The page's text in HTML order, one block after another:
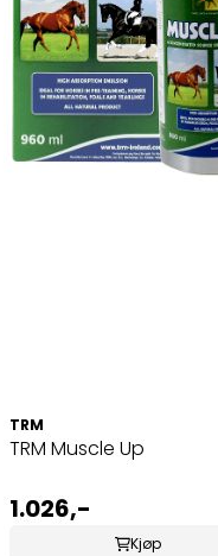
TRM
TRM Muscle Up
1.026,-
Kjøp